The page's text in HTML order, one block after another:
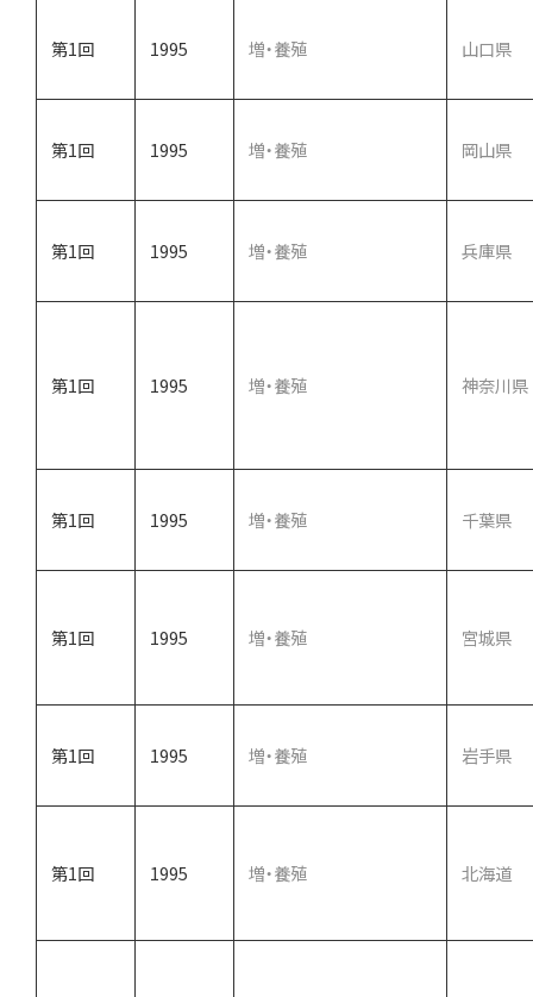
第1回 1995 増・養殖 山口県
第1回 1995 増・養殖 岡山県
第1回 1995 増・養殖 兵庫県
第1回 1995 増・養殖 神奈川県
第1回 1995 増・養殖 千葉県
第1回 1995 増・養殖 宮城県
第1回 1995 増・養殖 岩手県
第1回 1995 増・養殖 北海道